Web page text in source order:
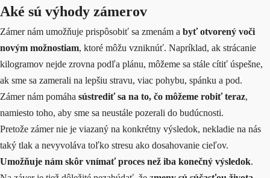
Aké sú výhody zámerov
Zámer nám umožňuje prispôsobiť sa zmenám a byť otvorený voči
novým možnostiam, ktoré môžu vzniknúť. Napríklad, ak strácanie
kilogramov nejde zrovna podľa plánu, môžeme sa stále cítiť úspešne,
ak sme sa zamerali na lepšiu stravu, viac pohybu, spánku a pod.
Zámer nám pomáha sústrediť sa na to, čo môžeme robiť teraz,
namiesto toho, aby sme sa neustále pozerali do budúcnosti.
Pretože zámer nie je viazaný na konkrétny výsledok, nekladie na nás
taký tlak a nevyvoláva toľko stresu ako dosahovanie cieľov.
Umožňuje nám skôr vnímať proces než iba konečný výsledok.